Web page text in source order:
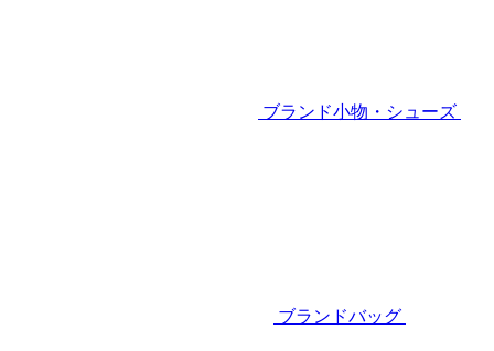
ブランド小物・シューズ
ブランドバッグ